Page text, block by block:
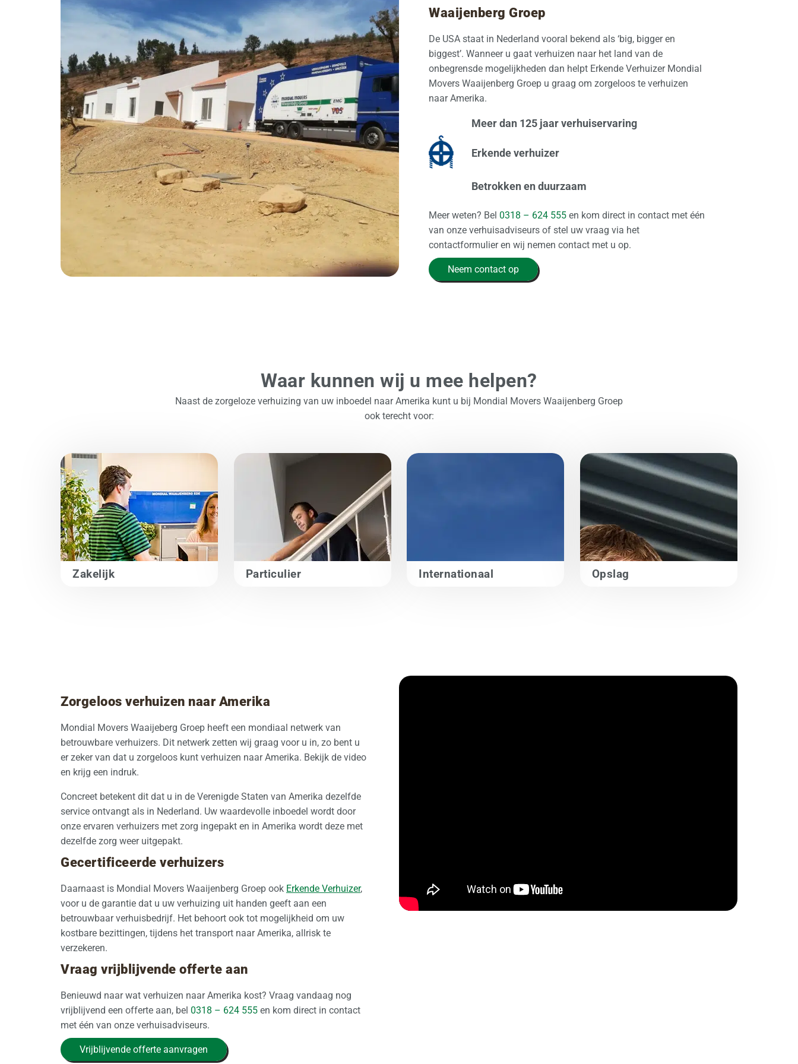
Waaijenberg Groep
De USA staat in Nederland vooral bekend als ‘big, bigger en
biggest’. Wanneer u gaat verhuizen naar het land van de
onbegrensde mogelijkheden dan helpt Erkende Verhuizer Mondial
Movers Waaijenberg Groep u graag om zorgeloos te verhuizen
naar Amerika.
Meer dan 125 jaar verhuiservaring
Erkende verhuizer
Betrokken en duurzaam
Meer weten? Bel 0318 – 624 555 en kom direct in contact met één
van onze verhuisadviseurs of stel uw vraag via het
contactformulier en wij nemen contact met u op.
Neem contact op
Waar kunnen wij u mee helpen?
Naast de zorgeloze verhuizing van uw inboedel naar Amerika kunt u bij Mondial Movers Waaijenberg Groep
ook terecht voor:
Zakelijk Particulier Internationaal Opslag
Zorgeloos verhuizen naar Amerika
Mondial Movers Waaijeberg Groep heeft een mondiaal netwerk van
betrouwbare verhuizers. Dit netwerk zetten wij graag voor u in, zo bent u
er zeker van dat u zorgeloos kunt verhuizen naar Amerika. Bekijk de video
en krijg een indruk.
Concreet betekent dit dat u in de Verenigde Staten van Amerika dezelfde
service ontvangt als in Nederland. Uw waardevolle inboedel wordt door
onze ervaren verhuizers met zorg ingepakt en in Amerika wordt deze met
dezelfde zorg weer uitgepakt.
Gecertificeerde verhuizers
Daarnaast is Mondial Movers Waaijenberg Groep ook Erkende Verhuizer,
voor u de garantie dat u uw verhuizing uit handen geeft aan een
betrouwbaar verhuisbedrijf. Het behoort ook tot mogelijkheid om uw
kostbare bezittingen, tijdens het transport naar Amerika, allrisk te
verzekeren.
Vraag vrijblijvende offerte aan
Benieuwd naar wat verhuizen naar Amerika kost? Vraag vandaag nog
vrijblijvend een offerte aan, bel 0318 – 624 555 en kom direct in contact
met één van onze verhuisadviseurs.
Vrijblijvende offerte aanvragen